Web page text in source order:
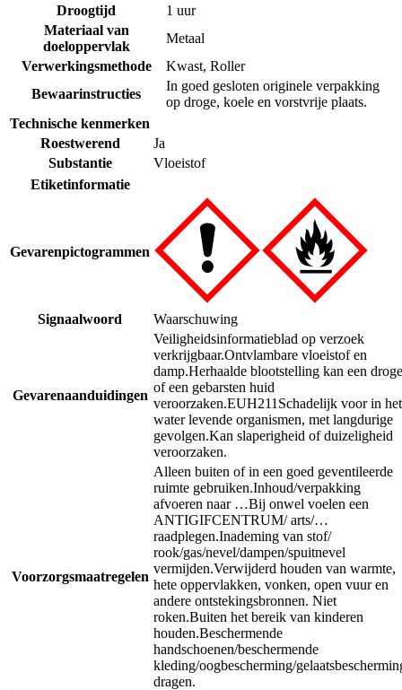
Droogtijd
1 uur
Materiaal van
doeloppervlak
Metaal
Verwerkingsmethode
Kwast, Roller
Bewaarinstructies
In goed gesloten originele verpakking
op droge, koele en vorstvrije plaats.
Technische kenmerken
Roestwerend
Ja
Substantie
Vloeistof
Etiketinformatie
Gevarenpictogrammen
Signaalwoord Waarschuwing
Gevarenaanduidingen
Veiligheidsinformatieblad op verzoek
verkrijgbaar.Ontvlambare vloeistof en
damp.Herhaalde blootstelling kan een droge
of een gebarsten huid
veroorzaken.EUH211 Schadelijk voor in het
water levende organismen, met langdurige
gevolgen.Kan slaperigheid of duizeligheid
veroorzaken.
Voorzorgsmaatregelen
Alleen buiten of in een goed geventileerde
ruimte gebruiken.Inhoud/verpakking
afvoeren naar …Bij onwel voelen een
ANTIGIFCENTRUM/ arts/…
raadplegen.Inademing van stof/
rook/gas/nevel/dampen/spuitnevel
vermijden.Verwijderd houden van warmte,
hete oppervlakken, vonken, open vuur en
andere ontstekingsbronnen. Niet
roken.Buiten het bereik van kinderen
houden.Beschermende
handschoenen/beschermende
kleding/oogbescherming/
dragen.